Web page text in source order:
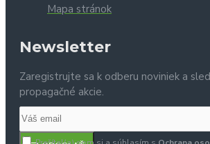
Mapa stránok
Newsletter
Zaregistrujte sa k odberu noviniek a
propagačné akcie.